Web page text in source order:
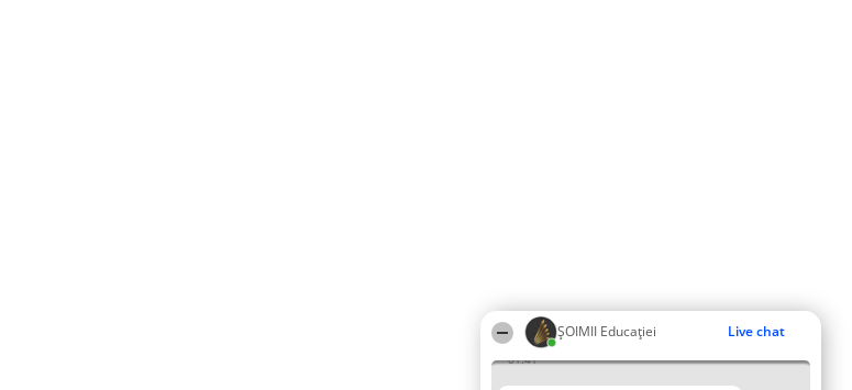
ȘOIMII Educației Live chat
01:41